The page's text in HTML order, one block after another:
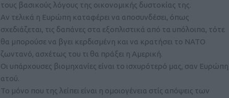
τους βασικούς λόγους της οικονομικής δυστοκίας της.
Αν τελικά η Ευρώπη καταφέρει να αποσυνδέσει, όπως
σχεδιάζεται, τις δαπάνες στα εξοπλιστικά από τα υπόλοιπα, τότε
θα μπορούσε να βγει κερδισμένη και να κρατήσει το ΝΑΤΟ
ζωντανό, ασχέτως του τι θα πράξει η Αμερική.
Οι υπάρχουσες βιομηχανίες είναι το ισχυρότερό μας, σαν Ευρώπη
ατού.
Το μόνο που της λείπει είναι η ομοιογένεια στίς απόψεις των